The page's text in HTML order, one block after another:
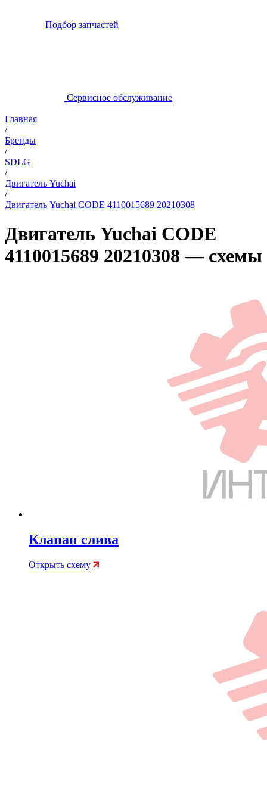
Подбор запчастей
Сервисное обслуживание
Главная
/
Бренды
/
SDLG
/
Двигатель Yuchai
/
Двигатель Yuchai CODE 4110015689 20210308
Двигатель Yuchai CODE
4110015689 20210308 — схемы
Клапан слива
Открыть схему